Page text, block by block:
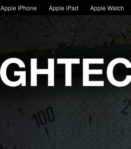
Apple iPhone Apple iPad Apple Watch